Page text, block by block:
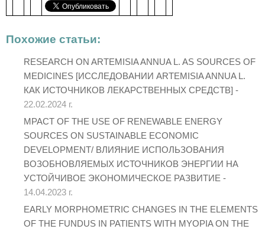
Похожие статьи:
RESEARCH ON ARTEMISIA ANNUA L. AS SOURCES OF
MEDICINES [ИССЛЕДОВАНИИ ARTEMISIA ANNUA L.
КАК ИСТОЧНИКОВ ЛЕКАРСТВЕННЫХ СРЕДСТВ] -
22.02.2024 г.
MPACT OF THE USE OF RENEWABLE ENERGY
SOURCES ON SUSTAINABLE ECONOMIC
DEVELOPMENT/ ВЛИЯНИЕ ИСПОЛЬЗОВАНИЯ
ВОЗОБНОВЛЯЕМЫХ ИСТОЧНИКОВ ЭНЕРГИИ НА
УСТОЙЧИВОЕ ЭКОНОМИЧЕСКОЕ РАЗВИТИЕ -
14.04.2023 г.
EARLY MORPHOMETRIC CHANGES IN THE ELEMENTS
OF THE FUNDUS IN PATIENTS WITH MYOPIA ON THE